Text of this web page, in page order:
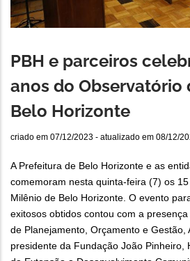
PBH e parceiros
anos do Observatório
Belo Horizonte
criado em 07/12/2023 - atualizado em 08/12/
A Prefeitura de Belo Horizonte e as
comemoram nesta quinta-feira (7) os
Milênio de Belo Horizonte. O evento
exitosos obtidos contou com a
de Planejamento, Orçamento e Gestão,
presidente da Fundação João Pinheiro,